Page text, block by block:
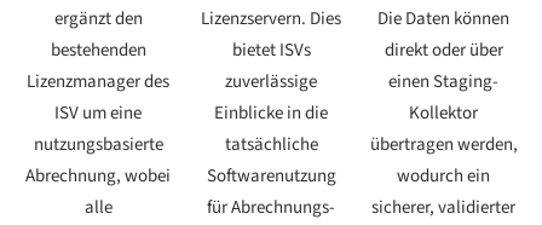
ergänzt den
bestehenden
Lizenzmanager des
ISV um eine
nutzungsbasierte
Abrechnung, wobei
alle
Lizenzservern. Dies
bietet ISVs
zuverlässige
Einblicke in die
tatsächliche
Softwarenutzung
für Abrechnungs-
Die Daten können
direkt oder über
einen Staging-
Kollektor
übertragen werden,
wodurch ein
sicherer, validierter